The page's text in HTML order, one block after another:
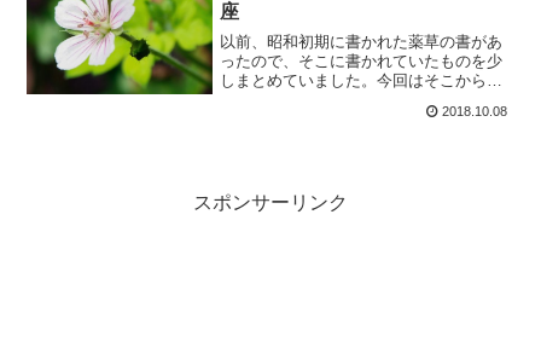
座
以前、昭和初期に書かれた薬草の書があ
ったので、そこに書かれていたものを少
しまとめていました。今回はそこから抜
ら漢方薬や医薬が発展していったのかと
2018.10.08
スポンサーリンク